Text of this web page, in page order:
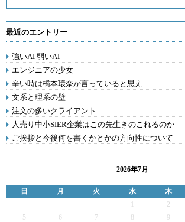
最近のエントリー
強いAI 弱いAI
エンジニアの少女
辛い時は橋本環奈が言っていると思え
文系と理系の壁
注文の多いクライアント
人売り中小SIER企業はこの先生きのこれるのか
ご挨拶と今後何を書くかとかの方向性について
2026年7月
日 月 火 水 木
2
5
6 7 9